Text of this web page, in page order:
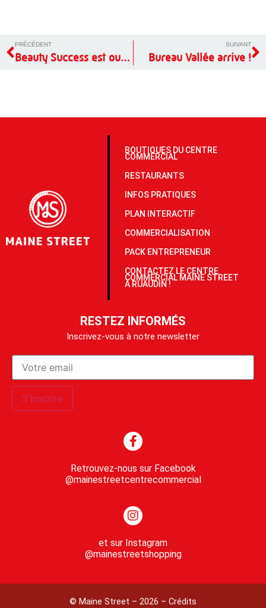
PRÉCÉDENT
Beauty Success est ouvert !
SUIVANT
Bureau Vallée arrive !
BOUTIQUES DU CENTRE
COMMERCIAL
RESTAURANTS
INFOS PRATIQUES
PLAN INTERACTIF
COMMERCIALISATION
PACK ENTREPRENEUR
CONTACTEZ LE CENTRE
COMMERCIAL MAINE STREET
À RUAUDIN !
RESTEZ INFORMÉS
Inscrivez-vous à notre newsletter
Retrouvez-nous sur Facebook
@mainestreetcentrecommercial
et sur Instagram
@mainestreetshopping
© Maine Street – 2026 – Crédits